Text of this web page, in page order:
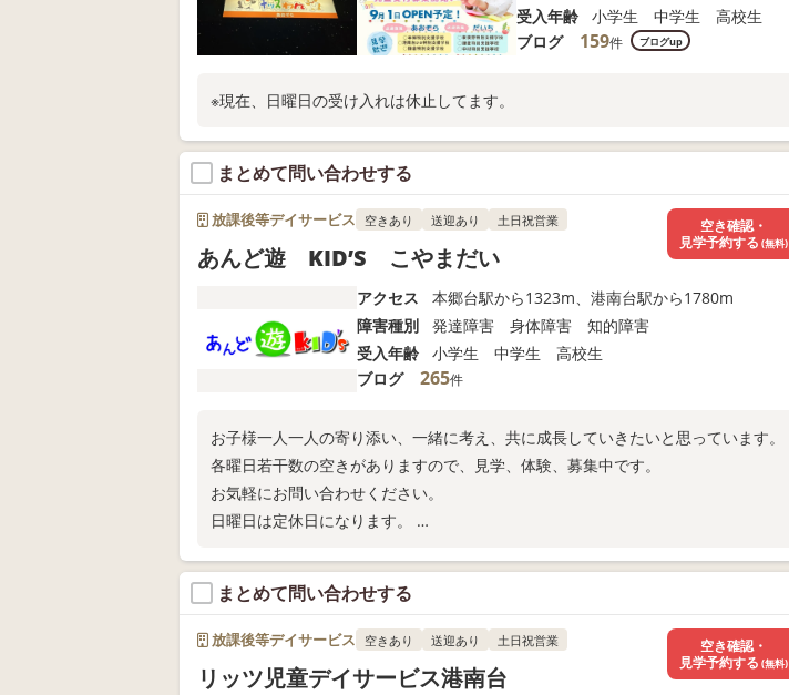
受入年齢
小学生 中学生 高校生
ブログ
159件 ブログup
※現在、日曜日の受け入れは休止してます。
まとめて問い合わせする
放課後等デイサービス 空きあり 送迎あり 土日祝営業
あんど遊 KID’S こやまだい
アクセス
本郷台駅から1323m、港南台駅から1780m
障害種別
発達障害 身体障害 知的障害
受入年齢
小学生 中学生 高校生
ブログ
265件
お子様一人一人の寄り添い、一緒に考え、共に成長していきたいと思っています。
各曜日若干数の空きがありますので、見学、体験、募集中です。
お気軽にお問い合わせください。
日曜日は定休日になります。
よろしくお願い致します！
空き確認・
見学予約する (無料)
まとめて問い合わせする
放課後等デイサービス 空きあり 送迎あり 土日祝営業
リッツ児童デイサービス港南台
空き確認・
見学予約する (無料)